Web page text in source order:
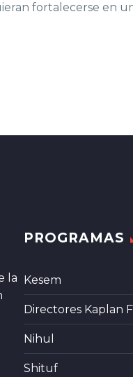
fortalecerse en
la
PROGRAMAS
Kesem
Directores Kaplan
Nihul
Shituf